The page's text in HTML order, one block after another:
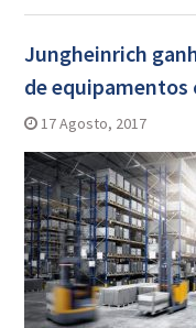
Jungheinrich
de equipamentos
17 Agosto, 2017